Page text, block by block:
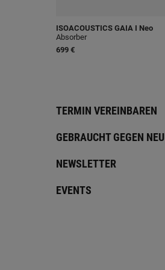
ISOACOUSTICS GAIA I Neo
Absorber
699 €
TERMIN VEREINBAREN
GEBRAUCHT GEGEN NEU
NEWSLETTER
EVENTS